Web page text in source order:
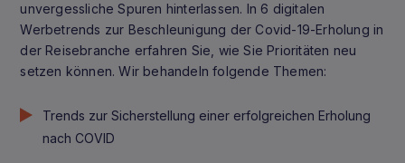
unvergessliche Spuren hinterlassen. In 6 digitalen
Werbetrends zur Beschleunigung der Covid-19-Erholung in
der Reisebranche erfahren Sie, wie Sie Prioritäten neu
setzen können. Wir behandeln folgende Themen:
Trends zur Sicherstellung einer erfolgreichen Erholung
nach COVID